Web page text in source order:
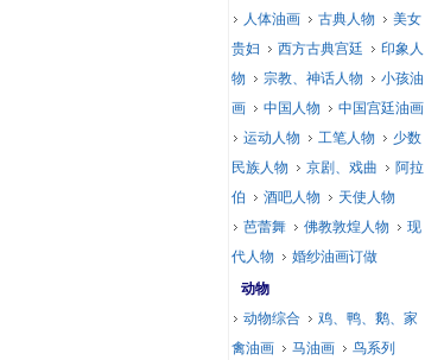
人体油画
古典人物
美女
贵妇
西方古典宫廷
印象人
物
宗教、神话人物
小孩油
画
中国人物
中国宫廷油画
运动人物
工笔人物
少数
民族人物
京剧、戏曲
阿拉
伯
酒吧人物
天使人物
芭蕾舞
佛教敦煌人物
现
代人物
婚纱油画订做
动物
动物综合
鸡、鸭、鹅、家
禽油画
马油画
鸟系列